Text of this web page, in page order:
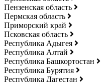
Пензенская область
Пермская область
Приморский край
Псковская область
Республика Адыгея
Республика Алтай
Республика Башкортостан
Республика Бурятия
Республика Дагестан